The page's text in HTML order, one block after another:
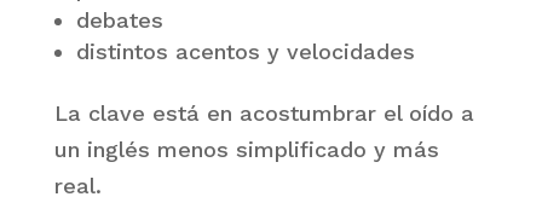
debates
distintos acentos y velocidades
La clave está en acostumbrar el oído a
un inglés menos simplificado y más
real.